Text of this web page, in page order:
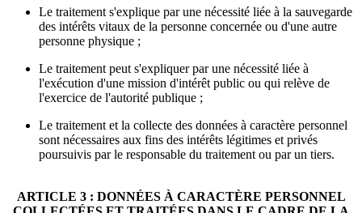
Le traitement s'explique par une nécessité liée à la sauvegarde
des intérêts vitaux de la personne concernée ou d'une autre
personne physique ;
Le traitement peut s'expliquer par une nécessité liée à
l'exécution d'une mission d'intérêt public ou qui relève de
l'exercice de l'autorité publique ;
Le traitement et la collecte des données à caractère personnel
sont nécessaires aux fins des intérêts légitimes et privés
poursuivis par le responsable du traitement ou par un tiers.
ARTICLE 3 : DONNÉES À CARACTÈRE PERSONNEL